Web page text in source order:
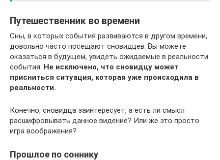
Путешественник во времени
Сны, в которых события развиваются в другом времени,
довольно часто посещают сновидцев. Вы можете
оказаться в будущем, увидеть ожидаемые в реальности
события. Не исключено, что сновидцу может
присниться ситуация, которая уже происходила в
реальности.
Конечно, сновидца заинтересует, а есть ли смысл
расшифровывать данное видение? Или же это просто
игра воображения?
Прошлое по соннику